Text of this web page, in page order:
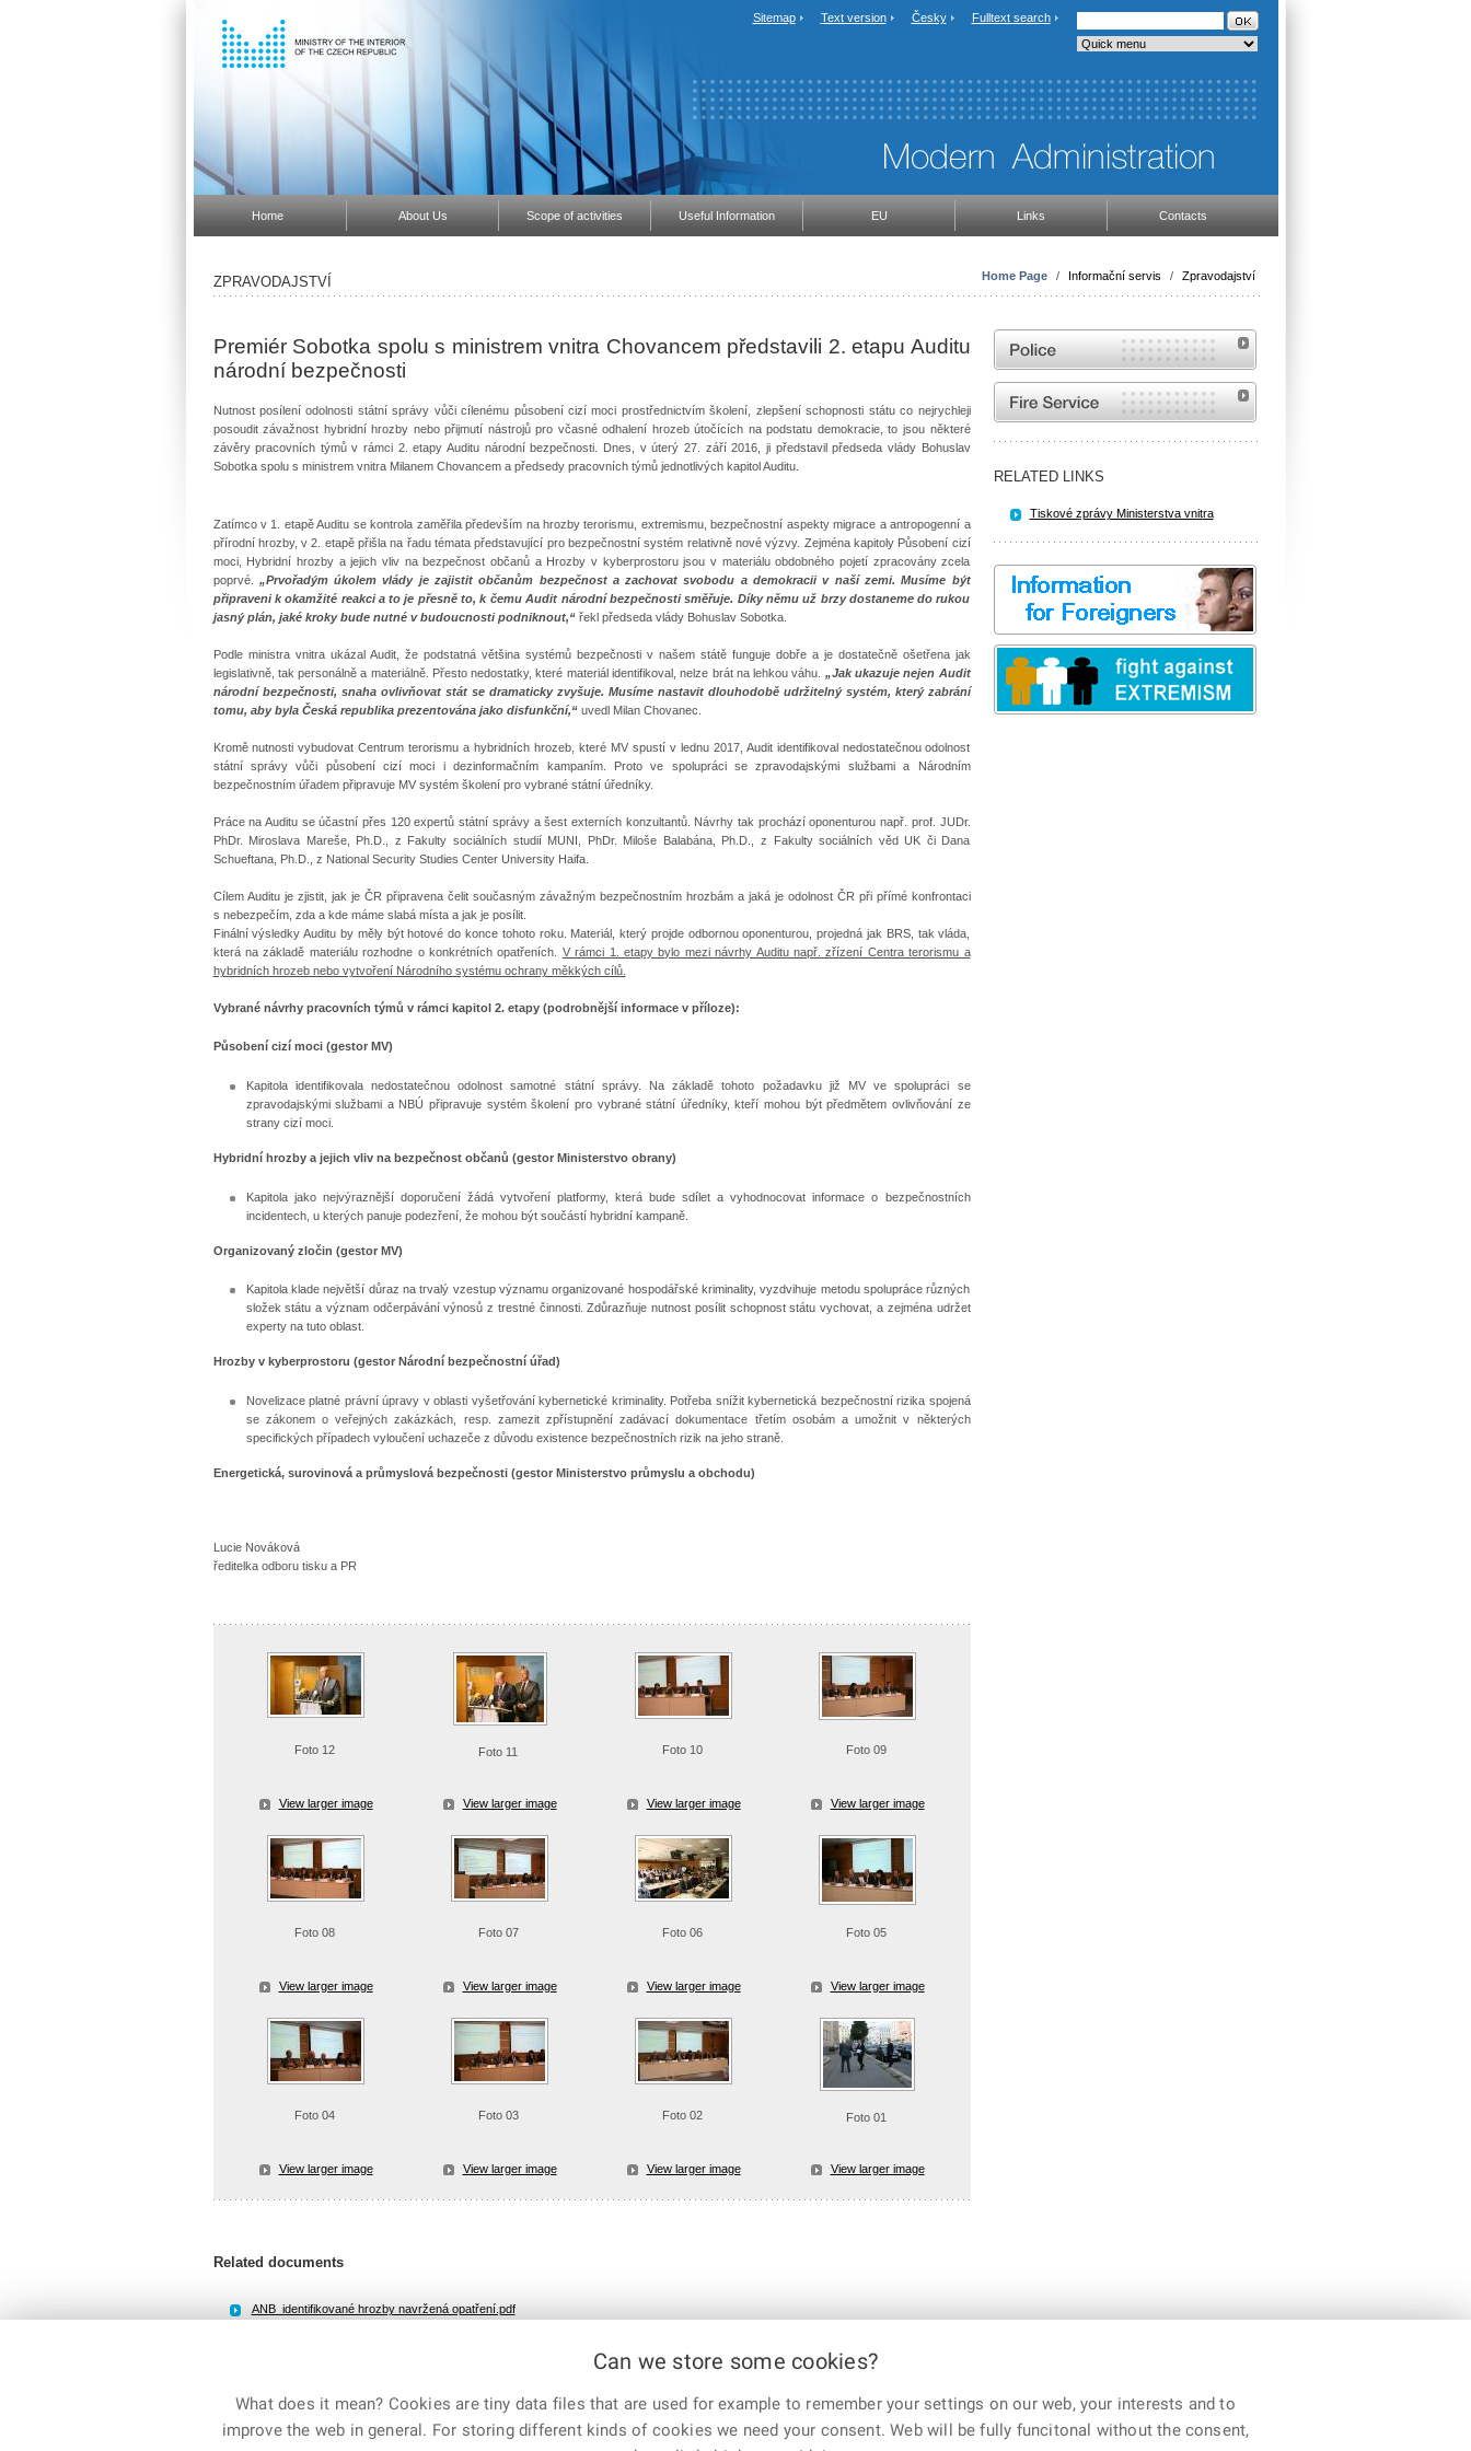
Sitemap Text version Česky Fulltext search
Home About Us Scope of activities Useful Information EU Links Contacts
Home Page / Informační servis / Zpravodajství
ZPRAVODAJSTVÍ
Premiér Sobotka spolu s ministrem vnitra Chovancem představili 2. etapu Auditu
národní bezpečnosti
Nutnost posílení odolnosti státní správy vůči cílenému působení cizí moci prostřednictvím školení, zlepšení schopnosti státu co nejrychleji
posoudit závažnost hybridní hrozby nebo přijmutí nástrojů pro včasné odhalení hrozeb útočících na podstatu demokracie, to jsou některé
závěry pracovních týmů v rámci 2. etapy Auditu národní bezpečnosti. Dnes, v úterý 27. září 2016, ji představil předseda vlády Bohuslav
Sobotka spolu s ministrem vnitra Milanem Chovancem a předsedy pracovních týmů jednotlivých kapitol Auditu.
Zatímco v 1. etapě Auditu se kontrola zaměřila především na hrozby terorismu, extremismu, bezpečnostní aspekty migrace a antropogenní a
přírodní hrozby, v 2. etapě přišla na řadu témata představující pro bezpečnostní systém relativně nové výzvy. Zejména kapitoly Působení cizí
moci, Hybridní hrozby a jejich vliv na bezpečnost občanů a Hrozby v kyberprostoru jsou v materiálu obdobného pojetí zpracovány zcela
poprvé. „Prvořadým úkolem vlády je zajistit občanům bezpečnost a zachovat svobodu a demokracii v naší zemi. Musíme být
připraveni k okamžité reakci a to je přesně to, k čemu Audit národní bezpečnosti směřuje. Díky němu už brzy dostaneme do rukou
jasný plán, jaké kroky bude nutné v budoucnosti podniknout,“ řekl předseda vlády Bohuslav Sobotka.
Podle ministra vnitra ukázal Audit, že podstatná většina systémů bezpečnosti v našem státě funguje dobře a je dostatečně ošetřena jak
legislativně, tak personálně a materiálně. Přesto nedostatky, které materiál identifikoval, nelze brát na lehkou váhu. „Jak ukazuje nejen Audit
národní bezpečnosti, snaha ovlivňovat stát se dramaticky zvyšuje. Musíme nastavit dlouhodobě udržitelný systém, který zabrání
tomu, aby byla Česká republika prezentována jako disfunkční,“ uvedl Milan Chovanec.
Kromě nutnosti vybudovat Centrum terorismu a hybridních hrozeb, které MV spustí v lednu 2017, Audit identifikoval nedostatečnou odolnost
státní správy vůči působení cizí moci i dezinformačním kampaním. Proto ve spolupráci se zpravodajskými službami a Národním
bezpečnostním úřadem připravuje MV systém školení pro vybrané státní úředníky.
Práce na Auditu se účastní přes 120 expertů státní správy a šest externích konzultantů. Návrhy tak prochází oponenturou např. prof. JUDr.
PhDr. Miroslava Mareše, Ph.D., z Fakulty sociálních studií MUNI, PhDr. Miloše Balabána, Ph.D., z Fakulty sociálních věd UK či Dana
Schueftana, Ph.D., z National Security Studies Center University Haifa.
Cílem Auditu je zjistit, jak je ČR připravena čelit současným závažným bezpečnostním hrozbám a jaká je odolnost ČR při přímé konfrontaci
s nebezpečím, zda a kde máme slabá místa a jak je posílit.
Finální výsledky Auditu by měly být hotové do konce tohoto roku. Materiál, který projde odbornou oponenturou, projedná jak BRS, tak vláda,
která na základě materiálu rozhodne o konkrétních opatřeních. V rámci 1. etapy bylo mezi návrhy Auditu např. zřízení Centra terorismu a
hybridních hrozeb nebo vytvoření Národního systému ochrany měkkých cílů.
Vybrané návrhy pracovních týmů v rámci kapitol 2. etapy (podrobnější informace v příloze):
Působení cizí moci (gestor MV)
Kapitola identifikovala nedostatečnou odolnost samotné státní správy. Na základě tohoto požadavku již MV ve spolupráci se
zpravodajskými službami a NBÚ připravuje systém školení pro vybrané státní úředníky, kteří mohou být předmětem ovlivňování ze
strany cizí moci.
Hybridní hrozby a jejich vliv na bezpečnost občanů (gestor Ministerstvo obrany)
Kapitola jako nejvýraznější doporučení žádá vytvoření platformy, která bude sdílet a vyhodnocovat informace o bezpečnostních
incidentech, u kterých panuje podezření, že mohou být součástí hybridní kampaně.
Organizovaný zločin (gestor MV)
Kapitola klade největší důraz na trvalý vzestup významu organizované hospodářské kriminality, vyzdvihuje metodu spolupráce různých
složek státu a význam odčerpávání výnosů z trestné činnosti. Zdůrazňuje nutnost posílit schopnost státu vychovat, a zejména udržet
experty na tuto oblast.
Hrozby v kyberprostoru (gestor Národní bezpečnostní úřad)
Novelizace platné právní úpravy v oblasti vyšetřování kybernetické kriminality. Potřeba snížit kybernetická bezpečnostní rizika spojená
se zákonem o veřejných zakázkách, resp. zamezit zpřístupnění zadávací dokumentace třetím osobám a umožnit v některých
specifických případech vyloučení uchazeče z důvodu existence bezpečnostních rizik na jeho straně.
Energetická, surovinová a průmyslová bezpečnosti (gestor Ministerstvo průmyslu a obchodu)
Lucie Nováková
ředitelka odboru tisku a PR
Foto 12
View larger image
Foto 11
View larger image
Foto 10
View larger image
Foto 09
View larger image
Foto 08
View larger image
Foto 07
View larger image
Foto 06
View larger image
Foto 05
View larger image
Foto 04
View larger image
Foto 03
View larger image
Foto 02
View larger image
Foto 01
View larger image
Related documents
ANB_identifikované hrozby navržená opatření.pdf
Corp.
Facebook
Website of the Police of the Czech Republic
Website of the Fire and Rescue Service of the
Czech Republic
RELATED LINKS
Tiskové zprávy Ministerstva vnitra
Can we store some cookies?
What does it mean? Cookies are tiny data files that are used for example to remember your settings on our web, your interests and to
improve the web in general. For storing different kinds of cookies we need your consent. Web will be fully funcitonal without the consent,